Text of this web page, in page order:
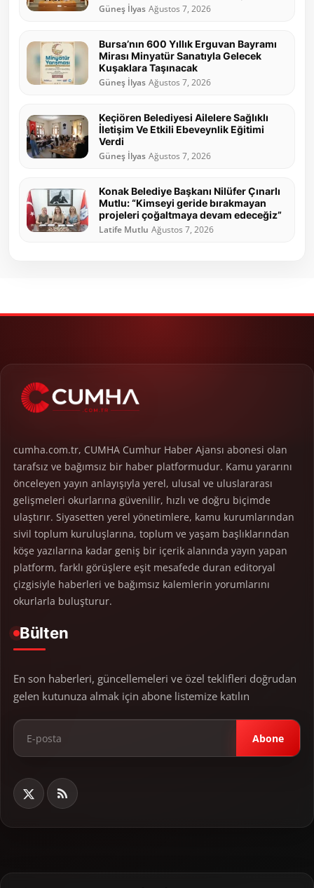
Güneş İlyas Ağustos 7, 2026
Bursa’nın 600 Yıllık Erguvan Bayramı
Mirası Minyatür Sanatıyla Gelecek
Kuşaklara Taşınacak
Güneş İlyas Ağustos 7, 2026
Keçiören Belediyesi Ailelere Sağlıklı
İletişim Ve Etkili Ebeveynlik Eğitimi
Verdi
Güneş İlyas Ağustos 7, 2026
Konak Belediye Başkanı Nilüfer Çınarlı
Mutlu: “Kimseyi geride bırakmayan
projeleri çoğaltmaya devam edeceğiz”
Latife Mutlu Ağustos 7, 2026
cumha.com.tr, CUMHA Cumhur Haber Ajansı abonesi olan
tarafsız ve bağımsız bir haber platformudur. Kamu yararını
önceleyen yayın anlayışıyla yerel, ulusal ve uluslararası
gelişmeleri okurlarına güvenilir, hızlı ve doğru biçimde
ulaştırır. Siyasetten yerel yönetimlere, kamu kurumlarından
sivil toplum kuruluşlarına, toplum ve yaşam başlıklarından
köşe yazılarına kadar geniş bir içerik alanında yayın yapan
platform, farklı görüşlere eşit mesafede duran editoryal
çizgisiyle haberleri ve bağımsız kalemlerin yorumlarını
okurlarla buluşturur.
Bülten
En son haberleri, güncellemeleri ve özel teklifleri doğrudan
gelen kutunuza almak için abone listemize katılın
Abone